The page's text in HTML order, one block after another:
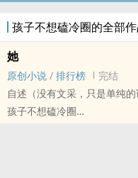
孩子不想磕冷圈的全部
她
原创小说 / 排行榜
完结
自述（没有文采，只是单纯的
孩子不想磕冷圈